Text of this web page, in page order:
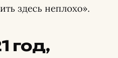
здесь неплохо».
год,